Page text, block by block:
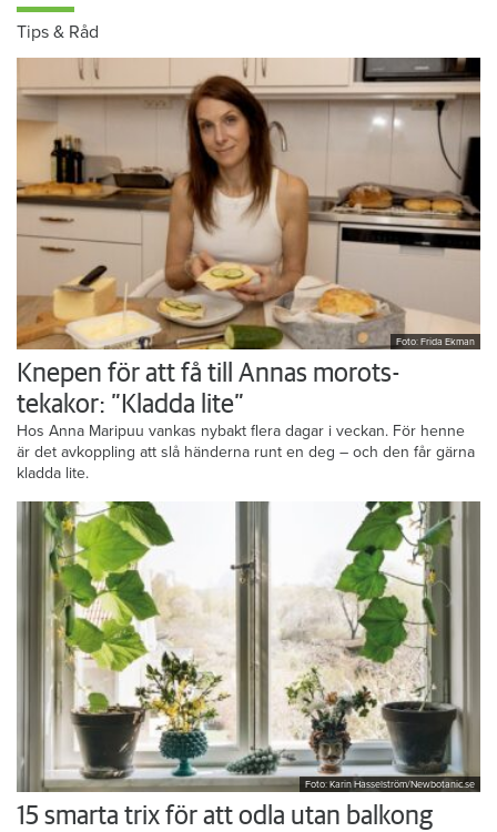
Tips & Råd
Foto: Frida Ekman
Knepen för att få till Annas morots-
tekakor: ”Kladda lite”
Hos Anna Maripuu vankas nybakt flera dagar i veckan. För henne
är det avkoppling att slå händerna runt en deg – och den får gärna
kladda lite.
Foto: Karin Hasselström/Newbotanic.se
15 smarta trix för att odla utan balkong